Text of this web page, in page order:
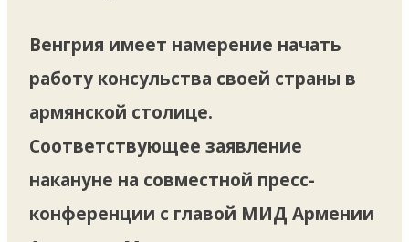
Венгрия имеет намерение начать
работу консульства своей страны в
армянской столице.
Соответствующее заявление
накануне на совместной пресс-
конференции с главой МИД Армении